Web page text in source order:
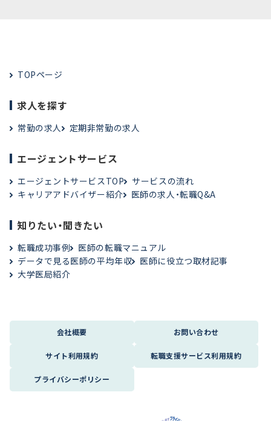
TOPページ
求人を探す
常勤の求人 定期非常勤の求人
エージェントサービス
エージェントサービスTOP
サービスの流れ
キャリアアドバイザー紹介
医師の求人・転職Q&A
知りたい・聞きたい
転職成功事例
医師の転職マニュアル
データで見る医師の平均年収
医師に役立つ取材記事
大学医局紹介
会社概要 お問い合わせ
サイト利用規約 転職支援サービス利用規約
プライバシーポリシー